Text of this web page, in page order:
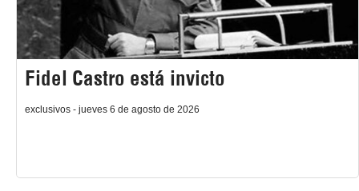
Fidel Castro está invicto
exclusivos - jueves 6 de agosto de 2026